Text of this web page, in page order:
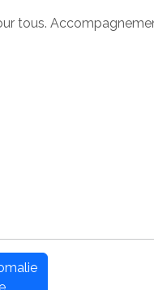
tous.